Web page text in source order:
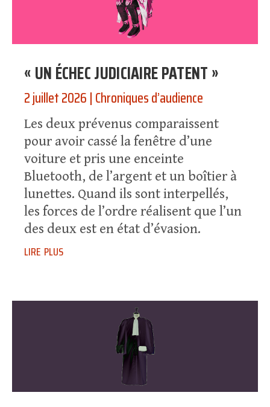
« UN ÉCHEC JUDICIAIRE PATENT »
2 juillet 2026|Chroniques d’audience
Les deux prévenus comparaissent
pour avoir cassé la fenêtre d’une
voiture et pris une enceinte
Bluetooth, de l’argent et un boîtier à
lunettes. Quand ils sont interpellés,
les forces de l’ordre réalisent que l’un
des deux est en état d’évasion.
lire plus